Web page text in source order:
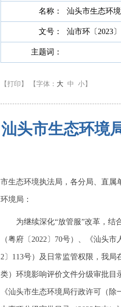
名称： 汕头市生态环
文号： 汕市环〔2023
主题词：
【打印】 【字体： 大 中 小 】
汕头市生态环境
市生态环境执法局，各分局、直属
环境局：
为继续深化“放管服”改革，结
（粤府〔2022〕70号）、《汕头
2〕113号）及日常监管权限，我
类）环境影响评价文件分级审批目
《汕头市生态环境局行政许可（